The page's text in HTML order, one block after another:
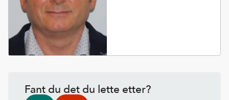
Fant du det du lette etter?